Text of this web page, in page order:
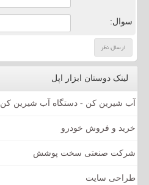
سوال:
لینک دوستان ابزار اپل
آب شیرین کن - دستگاه آب شیرین کن
خرید و فروش خودرو
شرکت صنعتی سخت پوشش
طراحی سایت